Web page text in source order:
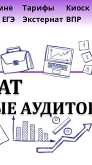
Тарифы
Экстернат
Киоск
ВПР